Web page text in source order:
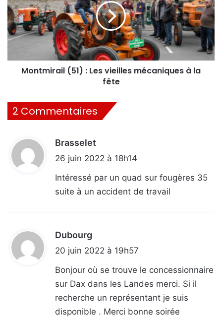
Les
vieilles
mécaniques
à
fête
Montmirail (51) : Les vieilles mécaniques à la
fête
2 Commentaires
Brasselet
i
26 juin 2022 à 18h14
Intéressé par un quad sur fougères 35
suite à un accident de travail
Dubourg
i
t
:
20 juin 2022 à 19h57
Bonjour où se trouve le concessionnaire
sur Dax dans les Landes merci. Si il
recherche un représentant je suis
disponible . Merci bonne soirée